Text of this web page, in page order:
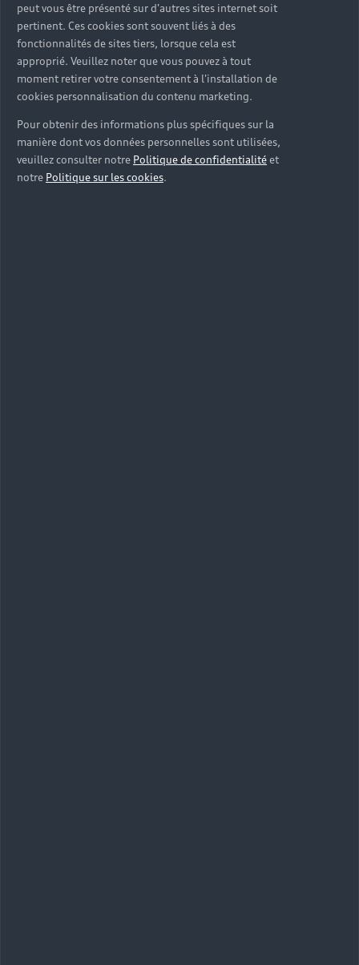
peut vous être présenté sur d'autres sites internet soit
pertinent. Ces cookies sont souvent liés à des
fonctionnalités de sites tiers, lorsque cela est
approprié. Veuillez noter que vous pouvez à tout
moment retirer votre consentement à l'installation de
cookies personnalisation du contenu marketing.
Pour obtenir des informations plus spécifiques sur la
manière dont vos données personnelles sont utilisées,
veuillez consulter notre Politique de confidentialitéet
notre Politique sur les cookies.